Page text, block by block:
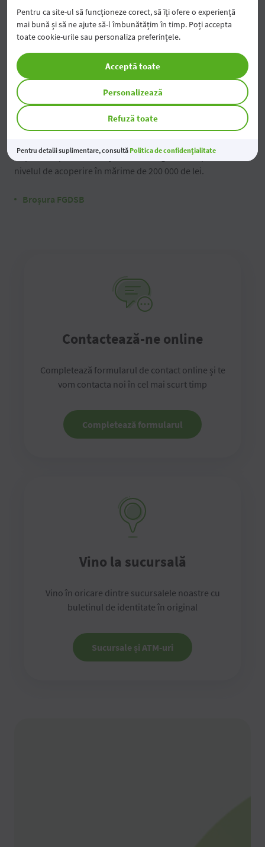
Tarife și condiții generale
Tarife pentru persoane juridice
Informații cu privire la Fondul de Garantare
a Depozitelor Persoanelor Juridice
Depozitele persoanelor juridice sunt garantate până la
nivelul de acoperire în mărime de 200 000 de lei.
Broșura FGDSB
Contactează-ne online
Completează formularul de contact online și te
vom contacta noi în cel mai scurt timp
Completează formularul
Vino la sucursală
Vino în oricare dintre sucursalele noastre cu
buletinul de identitate în original
Sucursale și ATM-uri
Pentru ca site-ul să funcționeze corect, să îți ofere o experiență
mai bună și să ne ajute să-l îmbunătățim în timp. Poți accepta
toate cookie-urile sau personaliza preferințele.
Refuză toate
Personalizează
Acceptă toate
Pentru detalii suplimentare, consultă Politica de confidențialitate